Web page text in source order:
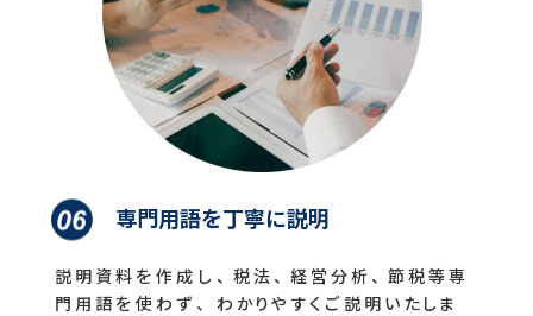
専門用語を丁寧に説明
説 明 資 料 を 作 成 し 、税 法 、経 営 分 析 、節 税 等 専
門 用 語 を 使 わ ず 、 わ かりや すくご 説 明 い たしま